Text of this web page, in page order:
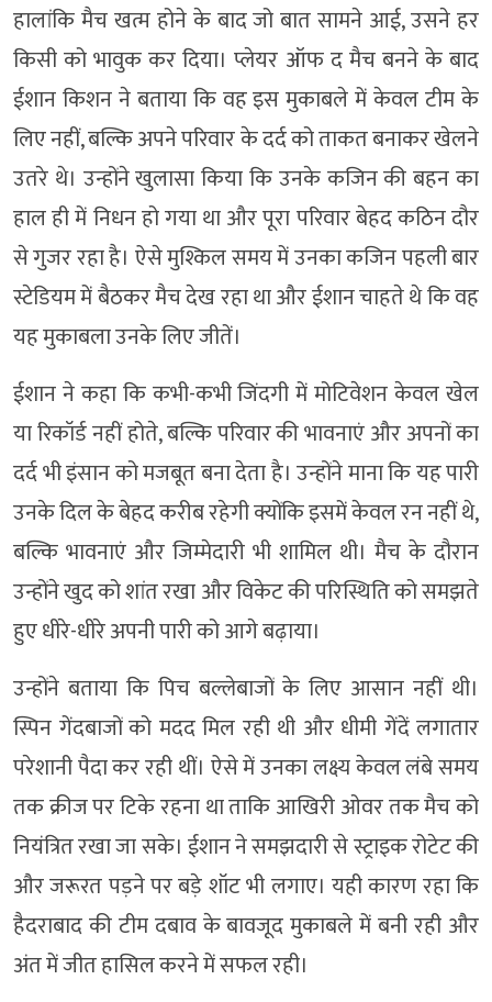
हालांकि मैच खत्म होने के बाद जो बात सामने आई, उसने हर
किसी को भावुक कर दिया। प्लेयर ऑफ द मैच बनने के बाद
ईशान किशन ने बताया कि वह इस मुकाबले में केवल टीम के
लिए नहीं, बल्कि अपने परिवार के दर्द को ताकत बनाकर खेलने
उतरे थे। उन्होंने खुलासा किया कि उनके कजिन की बहन का
हाल ही में निधन हो गया था और पूरा परिवार बेहद कठिन दौर
से गुजर रहा है। ऐसे मुश्किल समय में उनका कजिन पहली बार
स्टेडियम में बैठकर मैच देख रहा था और ईशान चाहते थे कि वह
यह मुकाबला उनके लिए जीतें।
ईशान ने कहा कि कभी-कभी जिंदगी में मोटिवेशन केवल खेल
या रिकॉर्ड नहीं होते, बल्कि परिवार की भावनाएं और अपनों का
दर्द भी इंसान को मजबूत बना देता है। उन्होंने माना कि यह पारी
उनके दिल के बेहद करीब रहेगी क्योंकि इसमें केवल रन नहीं थे,
बल्कि भावनाएं और जिम्मेदारी भी शामिल थी। मैच के दौरान
उन्होंने खुद को शांत रखा और विकेट की परिस्थिति को समझते
हुए धीरे-धीरे अपनी पारी को आगे बढ़ाया।
उन्होंने बताया कि पिच बल्लेबाजों के लिए आसान नहीं थी।
स्पिन गेंदबाजों को मदद मिल रही थी और धीमी गेंदें लगातार
परेशानी पैदा कर रही थीं। ऐसे में उनका लक्ष्य केवल लंबे समय
तक क्रीज पर टिके रहना था ताकि आखिरी ओवर तक मैच को
नियंत्रित रखा जा सके। ईशान ने समझदारी से स्ट्राइक रोटेट की
और जरूरत पड़ने पर बड़े शॉट भी लगाए। यही कारण रहा कि
हैदराबाद की टीम दबाव के बावजूद मुकाबले में बनी रही और
अंत में जीत हासिल करने में सफल रही।